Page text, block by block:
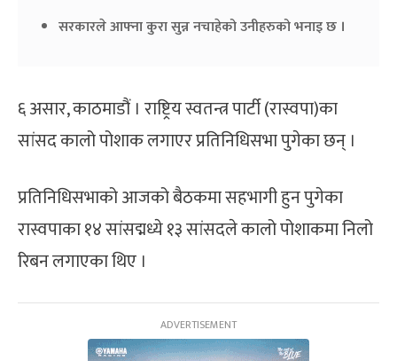
सरकारले आफ्ना कुरा सुन्न नचाहेको उनीहरुको भनाइ छ ।
६ असार, काठमाडौं । राष्ट्रिय स्वतन्त्र पार्टी (रास्वपा)का
सांसद कालो पोशाक लगाएर प्रतिनिधिसभा पुगेका छन् ।
प्रतिनिधिसभाको आजको बैठकमा सहभागी हुन पुगेका
रास्वपाका १४ सांसद्मध्ये १३ सांसदले कालो पोशाकमा निलो
रिबन लगाएका थिए ।